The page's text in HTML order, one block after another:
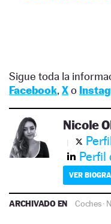
Sigue toda la
Facebook, Xo
Nicole
Perfil
VER
ARCHIVADO EN Coches·